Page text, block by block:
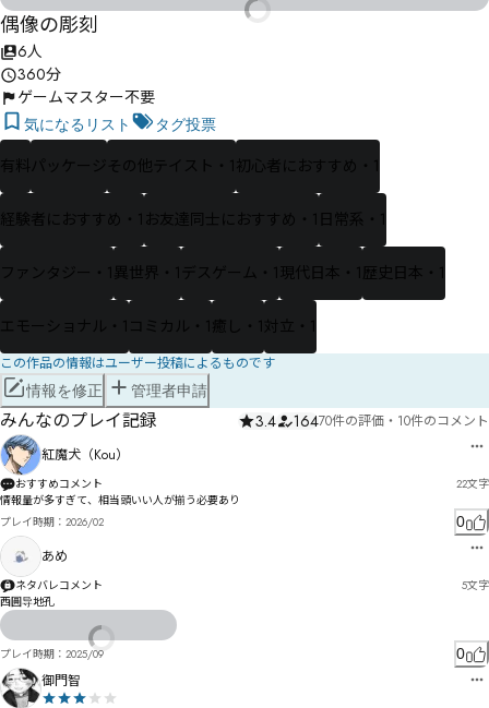
偶像の彫刻
6人
360分
ゲームマスター不要
気になるリスト タグ投票
有料 パッケージ その他テイスト・1初心者におすすめ・1
経験者におすすめ・1 お友達同士におすすめ・1 日常系・1
ファンタジー・1 異世界・1 デスゲーム・1現代日本・1歴史日本・1
エモーショナル・1 コミカル・1 癒し・1 対立・1
この作品の情報はユーザー投稿によるものです
情報を修正 管理者申請
みんなのプレイ記録 3.4 16470件の評価 ・ 10件のコメント
紅魔犬（Kou）
おすすめコメント 22文字
情報量が多すぎて、相当頭いい人が揃う必要あり
プレイ時期： 2026/02 0
あめ
ネタバレコメント 5文字
西圓导地孔
プレイ時期： 2025/09 0
御門智